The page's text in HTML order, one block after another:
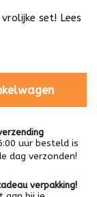
set! Lees
uur besteld is
dag verzonden!
verpakking!